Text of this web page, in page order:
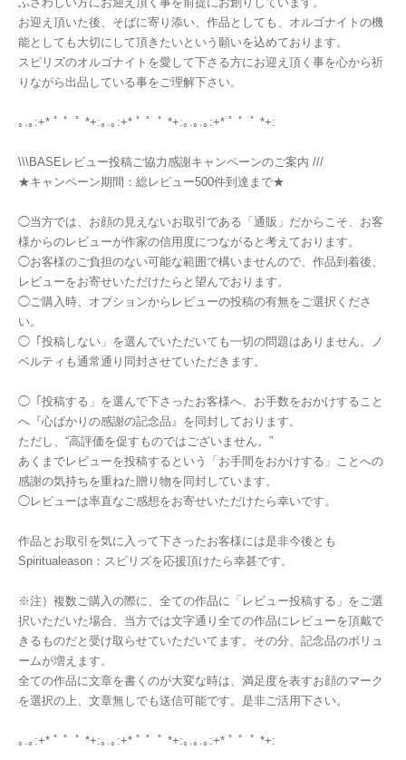
お迎え頂いた後、そばに寄り添い、作品としても、オルゴナイトの機
能としても大切にして頂きたいという願いを込めております。
スピリズのオルゴナイトを愛して下さる方にお迎え頂く事を心から祈
りながら出品している事をご理解下さい。
｡.｡:+* ﾟ ゜ﾟ *+:｡.｡:+* ﾟ ゜ﾟ *+:｡.｡.｡:+* ﾟ ゜ﾟ *+:
\\\BASEレビュー投稿ご協力感謝キャンペーンのご案内 ///
★キャンペーン期間：総レビュー500件到達まで★
◯当方では、お顔の見えないお取引である「通販」だからこそ、お客
様からのレビューが作家の信用度につながると考えております。
◯お客様のご負担のない可能な範囲で構いませんので、作品到着後、
レビューをお寄せいただけたらと望んでおります。
◯ご購入時、オプションからレビューの投稿の有無をご選択くださ
い。
◯「投稿しない」を選んでいただいても一切の問題はありません。ノ
ベルティも通常通り同封させていただきます。
◯「投稿する」を選んで下さったお客様へ、お手数をおかけすること
へ『心ばかりの感謝の記念品』を同封しております。
ただし、“高評価を促すものではございません。”
あくまでレビューを投稿するという「お手間をおかけする」ことへの
感謝の気持ちを重ねた贈り物を同封しています。
◯レビューは率直なご感想をお寄せいただけたら幸いです。
作品とお取引を気に入って下さったお客様には是非今後とも
Spiritualeason：スピリズを応援頂けたら幸甚です。
※注）複数ご購入の際に、全ての作品に「レビュー投稿する」をご選
択いただいた場合、当方では文字通り全ての作品にレビューを頂戴で
きるものだと受け取らせていただいてます。その分、記念品のボリュ
ームが増えます。
全ての作品に文章を書くのが大変な時は、満足度を表すお顔のマーク
を選択の上、文章無しでも送信可能です。是非ご活用下さい。
｡.｡:+* ﾟ ゜ﾟ *+:｡.｡:+* ﾟ ゜ﾟ *+:｡.｡.｡:+* ﾟ ゜ﾟ *+: